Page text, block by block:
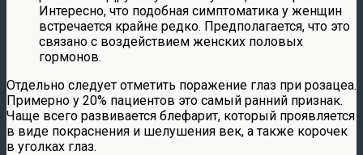
Интересно, что подобная симптоматика у женщин
встречается крайне редко. Предполагается, что это
связано с воздействием женских половых
гормонов.
Отдельно следует отметить поражение глаз при розацеа.
Примерно у 20% пациентов это самый ранний признак.
Чаще всего развивается блефарит, который проявляется
в виде покраснения и шелушения век, а также корочек
в уголках глаз.